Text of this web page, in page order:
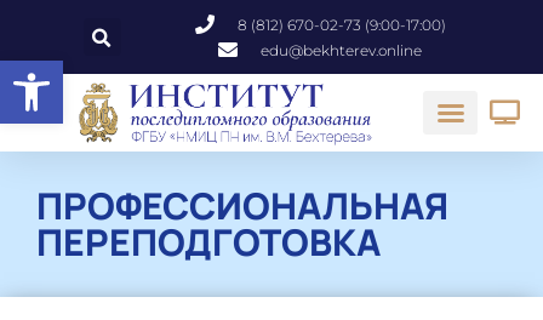
Открыть панель инструментов
8 (812) 670-02-73 (9:00-17:00)
edu@bekhterev.online
ПРОФЕССИОНАЛЬНАЯ
ПЕРЕПОДГОТОВКА